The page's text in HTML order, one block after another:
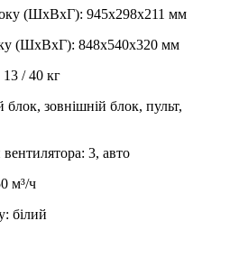
(ШхВхГ): 945x298x211 мм
(ШхВхГ): 848x540x320 мм
13 / 40 кг
блок, зовнішній блок, пульт,
: 3, авто
м³/ч
: білий